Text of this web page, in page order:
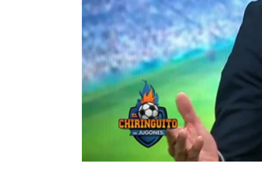
El Chiringuito
Madrid
Publicado: 30 de septiembre de 2019,
exclusiva Josep